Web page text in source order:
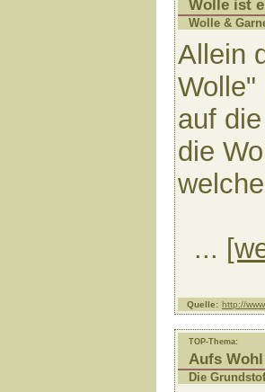
Wolle ist
Wolle &
Allein
Wolle"
auf
die
...
Quelle: http://
TOP-Thema:
Aufs
Die